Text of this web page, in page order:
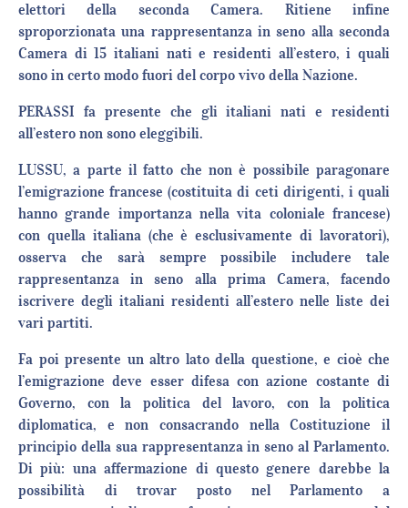
elettori della seconda Camera. Ritiene infine
sproporzionata una rappresentanza in seno alla seconda
Camera di 15 italiani nati e residenti all’estero, i quali
sono in certo modo fuori del corpo vivo della Nazione.
PERASSI fa presente che gli italiani nati e residenti
all’estero non sono eleggibili.
LUSSU, a parte il fatto che non è possibile paragonare
l’emigrazione francese (costituita di ceti dirigenti, i quali
hanno grande importanza nella vita coloniale francese)
con quella italiana (che è esclusivamente di lavoratori),
osserva che sarà sempre possibile includere tale
rappresentanza in seno alla prima Camera, facendo
iscrivere degli italiani residenti all’estero nelle liste dei
vari partiti.
Fa poi presente un altro lato della questione, e cioè che
l’emigrazione deve esser difesa con azione costante di
Governo, con la politica del lavoro, con la politica
diplomatica, e non consacrando nella Costituzione il
principio della sua rappresentanza in seno al Parlamento.
Di più: una affermazione di questo genere darebbe la
possibilità di trovar posto nel Parlamento a